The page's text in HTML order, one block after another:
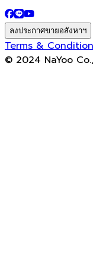
ลงประกาศขายอสังหาฯ
Terms & Condition
© 2024 NaYoo